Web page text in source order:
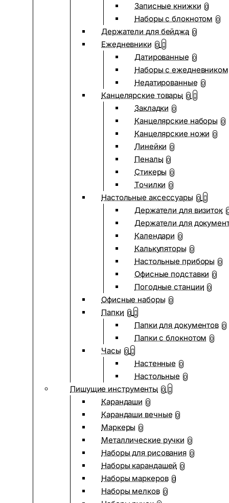
Записные книжки 0
Наборы с блокнотом 0
Держатели для бейджа 0
Ежедневники 0
Датированные 0
Наборы с ежедневником
Недатированные 0
Канцелярские товары 0
Закладки 0
Канцелярские наборы 0
Канцелярские ножи 0
Линейки 0
Пеналы 0
Стикеры 0
Точилки 0
Настольные аксессуары 0
Держатели для визиток
Держатели для
Календари 0
Калькуляторы 0
Настольные приборы 0
Офисные подставки 0
Погодные станции 0
Офисные наборы 0
Папки 0
Папки для документов 0
Папки с блокнотом 0
Часы 0
Настенные 0
Настольные 0
Пишущие инструменты 0
Карандаши 0
Карандаши вечные 0
Маркеры 0
Металлические ручки 0
Наборы для рисования 0
Наборы карандашей 0
Наборы маркеров 0
Наборы мелков 0